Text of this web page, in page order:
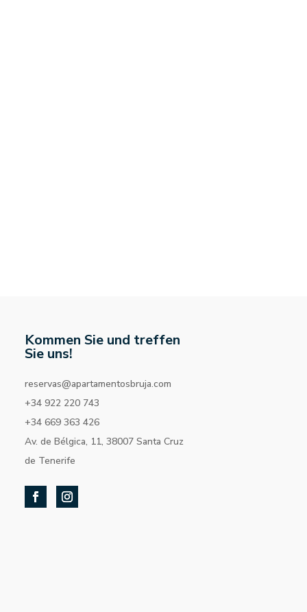
Kommen Sie und treffen
Sie uns!
reservas@apartamentosbruja.com
+34 922 220 743
+34 669 363 426
Av. de Bélgica, 11, 38007 Santa Cruz
de Tenerife